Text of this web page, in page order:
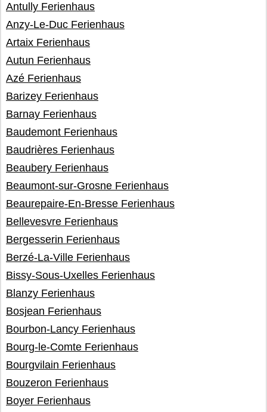
Antully Ferienhaus
Anzy-Le-Duc Ferienhaus
Artaix Ferienhaus
Autun Ferienhaus
Azé Ferienhaus
Barizey Ferienhaus
Barnay Ferienhaus
Baudemont Ferienhaus
Baudrières Ferienhaus
Beaubery Ferienhaus
Beaumont-sur-Grosne Ferienhaus
Beaurepaire-En-Bresse Ferienhaus
Bellevesvre Ferienhaus
Bergesserin Ferienhaus
Berzé-La-Ville Ferienhaus
Bissy-Sous-Uxelles Ferienhaus
Blanzy Ferienhaus
Bosjean Ferienhaus
Bourbon-Lancy Ferienhaus
Bourg-le-Comte Ferienhaus
Bourgvilain Ferienhaus
Bouzeron Ferienhaus
Boyer Ferienhaus